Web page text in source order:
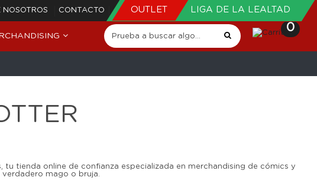
NOSOTROS CONTACTO OUTLET LIGA DE LA LEALTAD
0
tienda online de confianza especializada en merchandising de cómics y
mago o bruja.